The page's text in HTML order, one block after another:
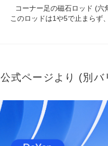
コーナー足の磁石ロッド (
このロッドは1や5で止まら
公式ページより (別